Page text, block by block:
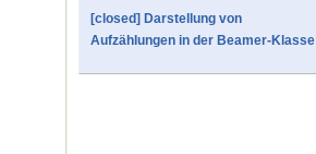
[closed] Darstellung von
Aufzählungen in der Beamer-Klasse